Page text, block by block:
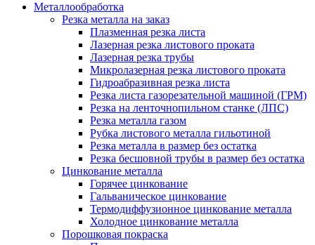
Металлообработка
Резка металла на заказ
Плазменная резка листа
Лазерная резка листового проката
Лазерная резка трубы
Микролазерная резка листового проката
Гидроабразивная резка листа
Резка листа газорезательной машиной (ГРМ)
Резка на ленточнопильном станке (ЛПС)
Резка металла газом
Рубка листового металла гильотиной
Резка металла в размер без остатка
Резка бесшовной трубы в размер без остатка
Цинкование металла
Горячее цинкование
Гальваническое цинкование
Термодиффузионное цинкование металла
Холодное цинкование металла
Порошковая покраска